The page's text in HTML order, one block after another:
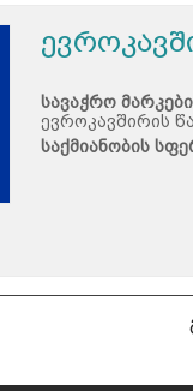
სავაჭრო
ევროკავშირის
საქმიანობის